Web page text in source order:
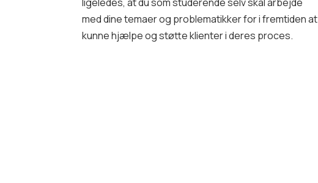
med dine temaer og problematikker for i fremtiden at
kunne hjælpe og støtte klienter i deres proces.